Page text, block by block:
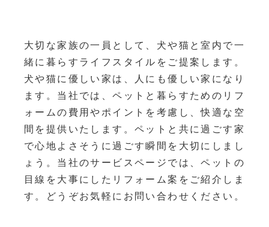
大切な家族の一員として、犬や猫と室内で一
緒に暮らすライフスタイルをご提案します。
犬や猫に優しい家は、人にも優しい家になり
ます。当社では、ペットと暮らすためのリフ
ォームの費用やポイントを考慮し、快適な空
間を提供いたします。ペットと共に過ごす家
で心地よさそうに過ごす瞬間を大切にしまし
ょう。当社のサービスページでは、ペットの
目線を大事にしたリフォーム案をご紹介しま
す。どうぞお気軽にお問い合わせください。